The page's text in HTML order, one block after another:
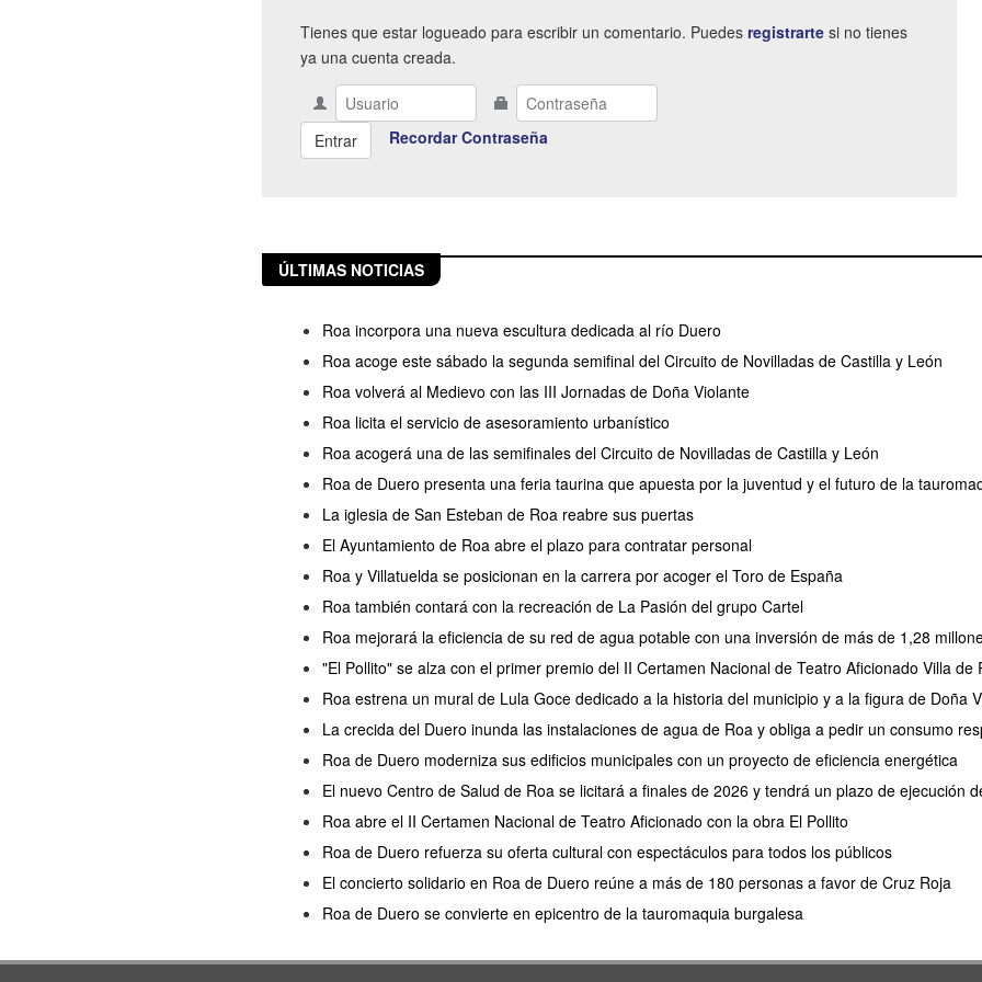
Tienes que estar logueado para escribir un comentario. Puedes registrarte si no tienes
ya una cuenta creada.
Recordar Contraseña
ÚLTIMAS NOTICIAS
Roa incorpora una nueva escultura dedicada al río Duero
Roa acoge este sábado la segunda semifinal del Circuito de Novilladas de Castilla y León
Roa volverá al Medievo con las III Jornadas de Doña Violante
Roa licita el servicio de asesoramiento urbanístico
Roa acogerá una de las semifinales del Circuito de Novilladas de Castilla y León
Roa de Duero presenta una feria taurina que apuesta por la juventud y el futuro de la
La iglesia de San Esteban de Roa reabre sus puertas
El Ayuntamiento de Roa abre el plazo para contratar personal
Roa y Villatuelda se posicionan en la carrera por acoger el Toro de España
Roa también contará con la recreación de La Pasión del grupo Cartel
Roa mejorará la eficiencia de su red de agua potable con una inversión de más de 1,28
"El Pollito" se alza con el primer premio del II Certamen Nacional de Teatro Aficionado Villa de
Roa estrena un mural de Lula Goce dedicado a la historia del municipio y a la figura de Doña
La crecida del Duero inunda las instalaciones de agua de Roa y obliga a pedir un consumo
Roa de Duero moderniza sus edificios municipales con un proyecto de eficiencia energética
El nuevo Centro de Salud de Roa se licitará a finales de 2026 y tendrá un plazo de ejecución
Roa abre el II Certamen Nacional de Teatro Aficionado con la obra El Pollito
Roa de Duero refuerza su oferta cultural con espectáculos para todos los públicos
El concierto solidario en Roa de Duero reúne a más de 180 personas a favor de Cruz Roja
Roa de Duero se convierte en epicentro de la tauromaquia burgalesa